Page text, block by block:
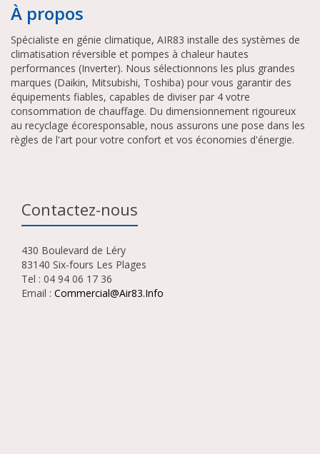
À propos
Spécialiste en génie climatique, AIR83 installe des systèmes de
climatisation réversible et pompes à chaleur hautes
performances (Inverter). Nous sélectionnons les plus grandes
marques (Daikin, Mitsubishi, Toshiba) pour vous garantir des
équipements fiables, capables de diviser par 4 votre
consommation de chauffage. Du dimensionnement rigoureux
au recyclage écoresponsable, nous assurons une pose dans les
règles de l'art pour votre confort et vos économies d'énergie.
Contactez-nous
430 Boulevard de Léry
83140 Six-fours Les Plages
Tel : 04 94 06 17 36
Email : Commercial@air83.info